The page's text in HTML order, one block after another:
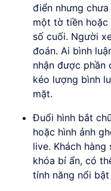
điển nhưng
một tờ tiền
số cuối. Người
đoán. Ai bình
nhận được phần
kéo lượng bình
mặt.
Đuổi hình bắt
hoặc hình ảnh
live. Khách
khóa bí ẩn, có
tính năng nổi